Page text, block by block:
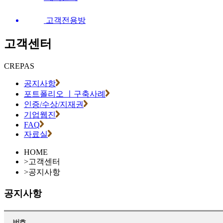
고객전용방
고객센터
CREPAS
공지사항
포트폴리오 ㅣ구축사례
인증/수상/지재권
기업웹진
FAQ
자료실
HOME
>고객센터
>공지사항
공지사항